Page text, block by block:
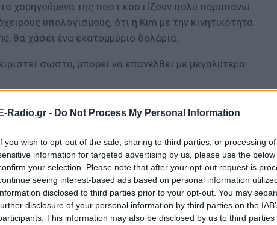
E-Radio.gr - Do Not Process My Personal Information
you wish to opt-out of the sale, sharing to third parties, or processing
information for targeted advertising by us, please use the
your selection. Please note that after your opt-out request is
seeing interest-based ads based on personal information
disclosed to third parties prior to your opt-out. You may
disclosure of your personal information by third parties on the
This information may also be disclosed by us to third parties
χορηγούμενα της ποστ κοστίζουν πολύ παραπάνω.
υπολογισμούς, ότι η Kim με την κινητικότητα
θα χάσει ένα εκατομμύριο δολάρια.
σωστά, μπορεί να επανέλθει με μεγαλύτερα
η ιστορία της ληστείας έγινε για να μπορέσει η ίδια
φήμη, και πως όλο αυτό ήταν προσχεδιασμένο.
πάμπολες φορές, πώς γίνεται μια τόσο
πλούτο, να αποφάσισε να μείνει σε ένα
σωματοφύλακα τη νύχτα σε ένα συγκρότημα
ιδιαίτερη φύλαξη. Αυτό ήταν κάτι που δεν θα το
ίσως το σενάριο, αν υποθέσουμε πως όλο αυτό
τα κενά του.